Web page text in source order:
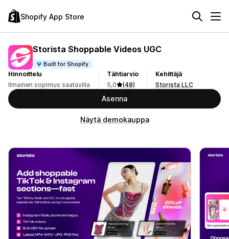
Shopify App Store
Storista Shoppable Videos UGC
Built for Shopify
Hinnoittelu
Ilmainen sopimus saatavilla
Tähtiarvio
5,0
(48)
Kehittäjä
Storista LLC
Asenna
Näytä demokauppa